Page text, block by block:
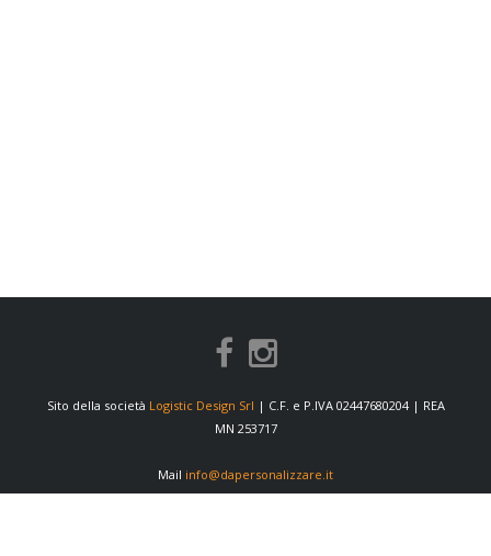
Sito della società Logistic Design Srl | C.F. e P.IVA 02447680204 | REA
MN 253717
Mail info@dapersonalizzare.it